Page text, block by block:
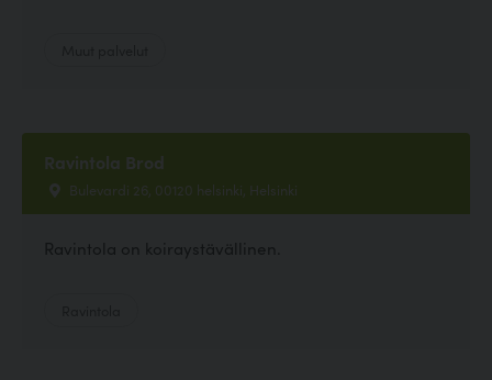
Ravintola Brod
Bulevardi 26, 00120 helsinki, Helsinki
Ravintola on koiraystävällinen.